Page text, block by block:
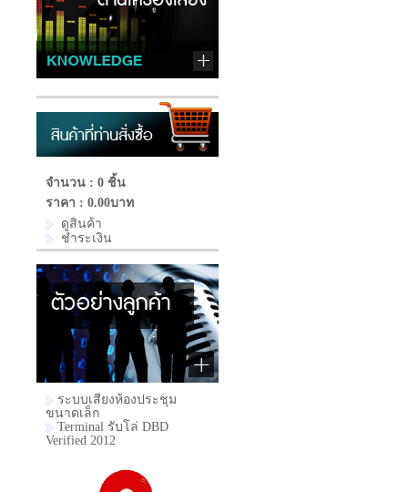
จำนวน : 0 ชิ้น
ราคา : 0.00บาท
ดูสินค้า
ชำระเงิน
ระบบเสียงห้องประชุม
ขนาดเล็ก
Terminal รับโล่ DBD
Verified 2012